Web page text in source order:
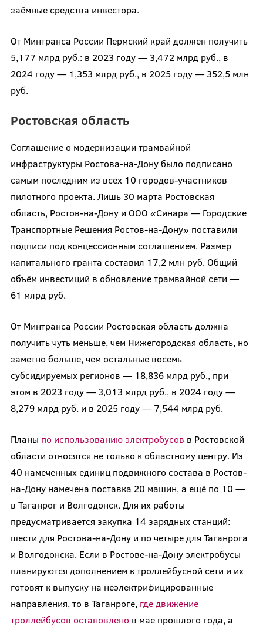
заёмные средства инвестора.
От Минтранса России Пермский край должен получить
5,177 млрд руб.: в 2023 году — 3,472 млрд руб., в
2024 году — 1,353 млрд руб., в 2025 году — 352,5 млн
руб.
Ростовская область
Соглашение о модернизации трамвайной
инфраструктуры Ростова-на-Дону было подписано
самым последним из всех 10 городов-участников
пилотного проекта. Лишь 30 марта Ростовская
область, Ростов-на-Дону и ООО «Синара — Городские
Транспортные Решения Ростов-на-Дону» поставили
подписи под концессионным соглашением. Размер
капитального гранта составил 17,2 млн руб. Общий
объём инвестиций в обновление трамвайной сети —
61 млрд руб.
От Минтранса России Ростовская область должна
получить чуть меньше, чем Нижегородская область, но
заметно больше, чем остальные восемь
субсидируемых регионов — 18,836 млрд руб., при
этом в 2023 году — 3,013 млрд руб., в 2024 году —
8,279 млрд руб. и в 2025 году — 7,544 млрд руб.
Планы по использованию электробусов в Ростовской
области относятся не только к областному центру. Из
40 намеченных единиц подвижного состава в Ростов-
на-Дону намечена поставка 20 машин, а ещё по 10 —
в Таганрог и Волгодонск. Для их работы
предусматривается закупка 14 зарядных станций:
шести для Ростова-на-Дону и по четыре для Таганрога
и Волгодонска. Если в Ростове-на-Дону электробусы
планируются дополнением к троллейбусной сети и их
готовят к выпуску на неэлектрифицированные
направления, то в Таганроге, где движение
троллейбусов остановлено в мае прошлого года, а